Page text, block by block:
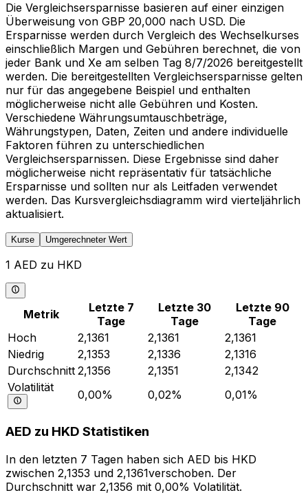
Die Vergleichsersparnisse basieren auf einer einzigen
Überweisung von GBP 20,000 nach USD. Die
Ersparnisse werden durch Vergleich des Wechselkurses
einschließlich Margen und Gebühren berechnet, die von
jeder Bank und Xe am selben Tag 8/7/2026 bereitgestellt
werden. Die bereitgestellten Vergleichsersparnisse gelten
nur für das angegebene Beispiel und enthalten
möglicherweise nicht alle Gebühren und Kosten.
Verschiedene Währungsumtauschbeträge,
Währungstypen, Daten, Zeiten und andere individuelle
Faktoren führen zu unterschiedlichen
Vergleichsersparnissen. Diese Ergebnisse sind daher
möglicherweise nicht repräsentativ für tatsächliche
Ersparnisse und sollten nur als Leitfaden verwendet
werden. Das Kursvergleichsdiagramm wird vierteljährlich
aktualisiert.
Kurse Umgerechneter Wert
1 AED zu HKD
Metrik
Letzte 7
Tage
Letzte 30
Tage
Letzte 90
Tage
Hoch
2,1361 2,1361
2,1361
Niedrig
2,1353 2,1336
2,1316
Durchschnitt 2,1356 2,1351
2,1342
Volatilität
0,00% 0,02% 0,01%
AED zu HKD Statistiken
In den letzten 7 Tagen haben sich AED bis HKD
zwischen 2,1353 und 2,1361verschoben. Der
Durchschnitt war 2,1356 mit 0,00% Volatilität.